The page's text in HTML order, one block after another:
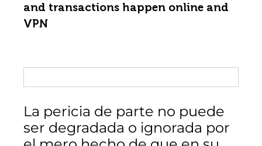
and transactions happen online and
VPN
La pericia de parte no puede
ser degradada o ignorada por